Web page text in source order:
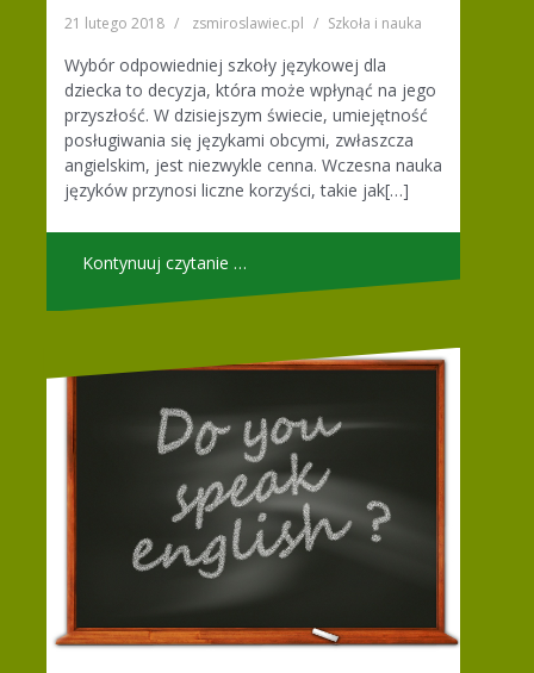
21 lutego 2018 zsmiroslawiec.pl Szkoła i nauka
Wybór odpowiedniej szkoły językowej dla
dziecka to decyzja, która może wpłynąć na jego
przyszłość. W dzisiejszym świecie, umiejętność
posługiwania się językami obcymi, zwłaszcza
angielskim, jest niezwykle cenna. Wczesna nauka
języków przynosi liczne korzyści, takie jak[…]
Kontynuuj czytanie …